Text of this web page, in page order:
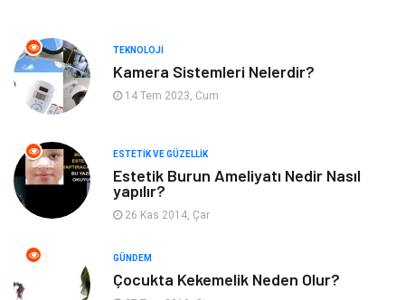
Kadın Hastalıkları Alternatif Tıp
Güzellik
Beslenme
Psikolojik Hastalıklar
Kanser
TEKNOLOJI
Kamera Sistemleri Nelerdir?
14 Tem 2023, Cum
ESTETIK VE GÜZELLIK
Estetik Burun Ameliyatı Nedir Nasıl
yapılır?
26 Kas 2014, Çar
GÜNDEM
Çocukta Kekemelik Neden Olur?